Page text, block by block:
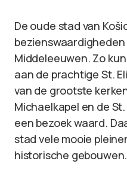
De oude stad van
Middeleeuwen. Zo
aan de prachtige St.
van de grootste
Michaelkapel en de
een bezoek waard.
stad vele mooie
historische gebouwen.